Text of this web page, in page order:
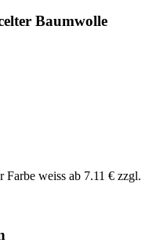
Baumwolle